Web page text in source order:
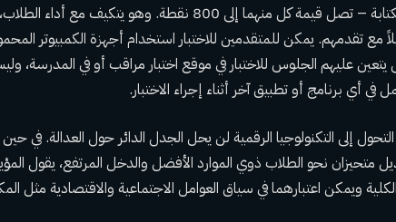
والكتابة – تصل قيمة كل منهما إلى 800 نقطة.
مع تقدمهم. يمكن للمتقدمين للاختبار استخدام أجهزة الكمبيوتر
يتعين عليهم الجلوس للاختبار في موقع اختبار مراقب أو في المدرسة،
في أي برنامج أو تطبيق آخر أثناء إجراء الاختبار.
متحيزان نحو الطلاب ذوي الموارد الأفضل والدخل المرتفع، يقول
ويمكن اعتبارهما في سياق العوامل الاجتماعية والاقتصادية مثل